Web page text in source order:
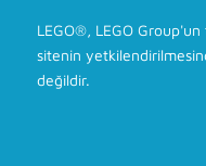
LEGO®, LEGO Group'un
sitenin
değildir.